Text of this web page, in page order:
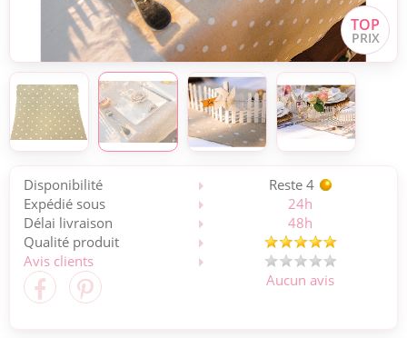
Disponibilité
Reste 4
Expédié sous
24h
Délai livraison
48h
Qualité produit
Avis clients
Aucun avis